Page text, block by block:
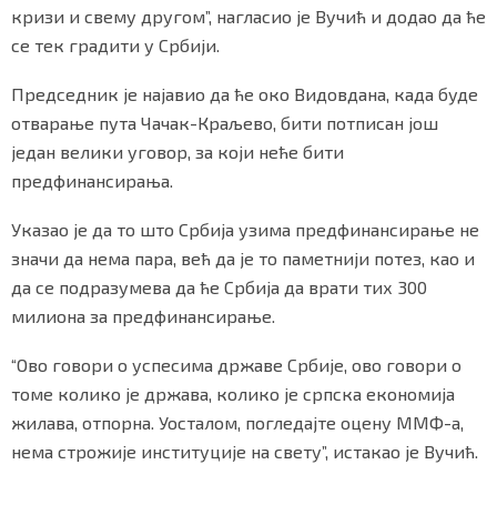
кризи и свему другом”, нагласио је Вучић и додао да ће
се тек градити у Србији.
Председник је најавио да ће око Видовдана, када буде
отварање пута Чачак-Краљево, бити потписан још
један велики уговор, за који неће бити
предфинансирања.
Указао је да то што Србија узима предфинансирање не
значи да нема пара, већ да је то паметнији потез, као и
да се подразумева да ће Србија да врати тих 300
милиона за предфинансирање.
“Ово говори о успесима државе Србије, ово говори о
томе колико је држава, колико је српска економија
жилава, отпорна. Уосталом, погледајте оцену ММФ-а,
нема строжије институције на свету”, истакао је Вучић.